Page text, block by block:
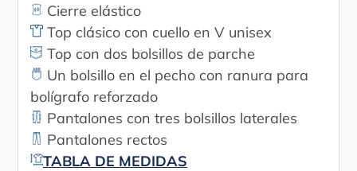
Cierre elástico
Top clásico con cuello en V unisex
Top con dos bolsillos de parche
Un bolsillo en el pecho con ranura para
bolígrafo reforzado
Pantalones con tres bolsillos laterales
Pantalones rectos
TABLA DE MEDIDAS